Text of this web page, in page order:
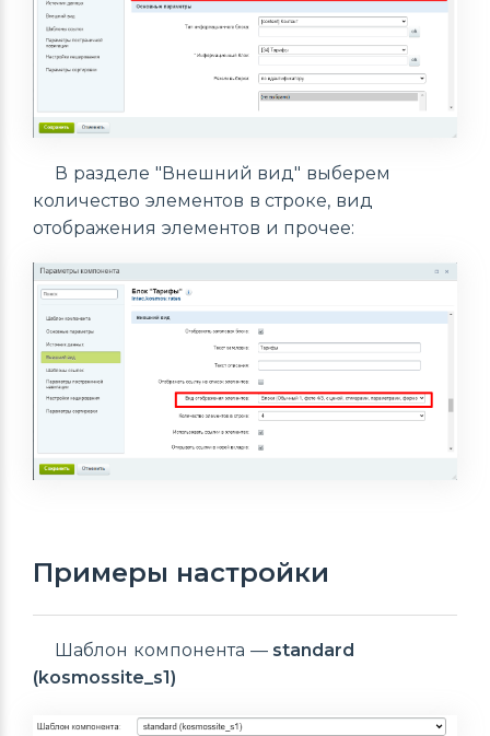
В разделе "Внешний вид" выберем
количество элементов в строке, вид
отображения элементов и прочее:
Примеры настройки
Шаблон компонента — standard
(kosmossite_s1)